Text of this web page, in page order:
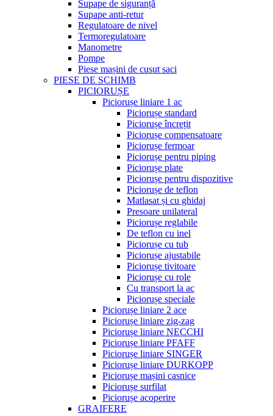
Supape de siguranță
Supape anti-retur
Regulatoare de nivel
Termoregulatoare
Manometre
Pompe
Piese mașini de cusut saci
PIESE DE SCHIMB
PICIORUȘE
Piciorușe liniare 1 ac
Piciorușe standard
Piciorușe încrețit
Piciorușe compensatoare
Piciorușe fermoar
Piciorușe pentru piping
Piciorușe plate
Piciorușe pentru dispozitive
Piciorușe de teflon
Matlasat și cu ghidaj
Presoare unilateral
Piciorușe reglabile
De teflon cu inel
Piciorușe cu tub
Piciorușe ajustabile
Piciorușe tivitoare
Piciorușe cu role
Cu transport la ac
Piciorușe speciale
Piciorușe liniare 2 ace
Piciorușe liniare zig-zag
Piciorușe liniare NECCHI
Piciorușe liniare PFAFF
Piciorușe liniare SINGER
Piciorușe liniare DURKOPP
Piciorușe mașini casnice
Piciorușe surfilat
Piciorușe acoperire
GRAIFERE